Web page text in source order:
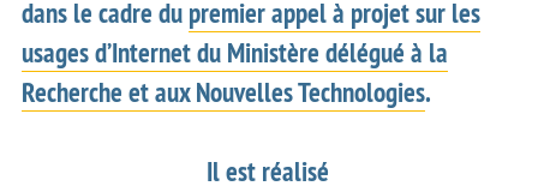
dans le cadre du premier appel à projet sur les
usages d’Internet du Ministère délégué à la
Recherche et aux Nouvelles Technologies.
Il est réalisé